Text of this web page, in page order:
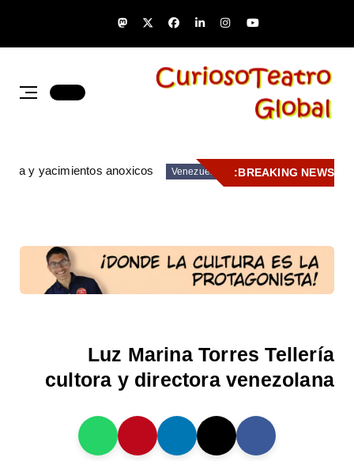
BREAKING NEWS:
Venezuela
y yacimientos anoxicos
Luz Marina Torres Tellería
cultora y directora venezolana